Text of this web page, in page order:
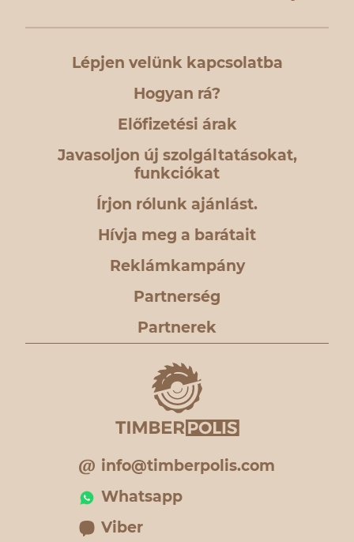
Lépjen velünk kapcsolatba
Hogyan rá?
Előfizetési árak
Javasoljon új szolgáltatásokat,
funkciókat
Írjon rólunk ajánlást.
Hívja meg a barátait
Reklámkampány
Partnerség
Partnerek
info@timberpolis.com
Whatsapp
Viber